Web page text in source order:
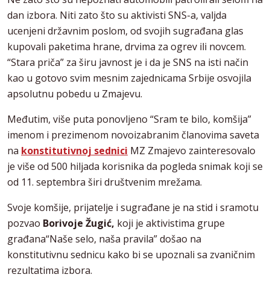
dan izbora. Niti zato što su aktivisti SNS-a, valjda
ucenjeni državnim poslom, od svojih sugrađana glas
kupovali paketima hrane, drvima za ogrev ili novcem.
“Stara priča” za širu javnost je i da je SNS na isti način
kao u gotovo svim mesnim zajednicama Srbije osvojila
apsolutnu pobedu u Zmajevu.
Međutim, više puta ponovljeno “Sram te bilo, komšija”
imenom i prezimenom novoizabranim članovima saveta
na konstitutivnoj sednici MZ Zmajevo zainteresovalo
je više od 500 hiljada korisnika da pogleda snimak koji se
od 11. septembra širi društvenim mrežama.
Svoje komšije, prijatelje i sugrađane je na stid i sramotu
pozvao Borivoje Žugić, koji je aktivistima grupe
građana“Naše selo, naša pravila” došao na
konstitutivnu sednicu kako bi se upoznali sa zvaničnim
rezultatima izbora.